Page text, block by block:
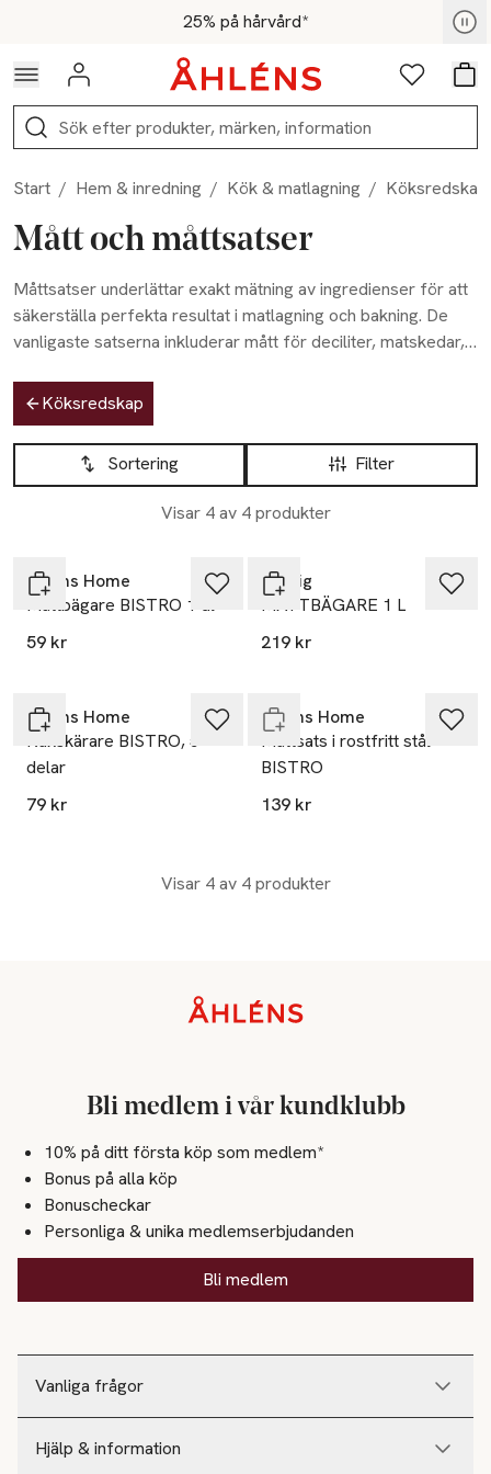
Hoppa till navigationsmenyn25% på hårvård*
För medlemmar - Shoppa nu
Logga in Favoriter
Sök
Start / Hem & inredning / Kök & matlagning / Köksredskap
Mått och måttsatser
Måttsatser underlättar exakt mätning av ingredienser för att
säkerställa perfekta resultat i matlagning och bakning. De
vanligaste satserna inkluderar mått för deciliter, matskedar,
Material som rostfritt stål gör dem hållbara och enkla att
rengöra.
Hoppa till produktsidan
Köksredskap
Hoppa till produktsidan
Filter
Sortering
Visar 4 av 4 produkter
Lista över produkter
Åhléns Home
Måttbägare BISTRO 1 dl
59 kr
Rig-tig
MÅTTBÄGARE 1 L
219 kr
Åhléns Home
Kakskärare BISTRO, 5
delar
79 kr
Åhléns Home
Måttsats i rostfritt stål
BISTRO
139 kr
Visar 4 av 4 produkter
Vanliga frågor
Hjälp & information
Bli medlem i vår kundklubb
10% på ditt första köp som medlem*
Bonus på alla köp
Bonuscheckar
Personliga & unika medlemserbjudanden
Bli medlem